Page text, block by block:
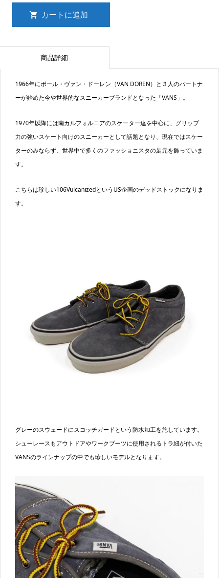
商品詳細
1966年にポール・ヴァン・ドーレン（VAN DOREN）と３人のパートナ
ーが始めた今や世界的なスニーカーブランドとなった「VANS」。
1970年以降には南カルフォルニアのスケーター達を中心に、グリップ
力の強いスケート向けのスニーカーとして話題となり、現在ではスケー
ターのみならず、世界中で多くのファッショニスタの足元を飾っていま
す。
こちらは珍しい106VulcanizedというUS企画のデッドストックになりま
す。
グレーのスウェードにスコッチガードという防水加工を施しています。
シューレースもアウトドアやワークブーツに使用されるトラ紐が付いた
VANSのラインナップの中でも珍しいモデルとなります。